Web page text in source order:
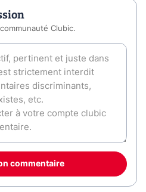
Clubic.
commentaire